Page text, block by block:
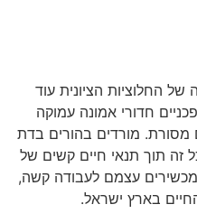
החלוציות הציונית עוד
חדורי אמונה עמוקה
מסורת. מורדים בהורים בדת
זה תוך תנאי חיים קשים של
עצמם לעבודה קשה,
בארץ ישראל.